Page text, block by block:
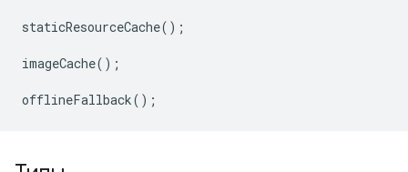
staticResourceCache();
imageCache();
offlineFallback();